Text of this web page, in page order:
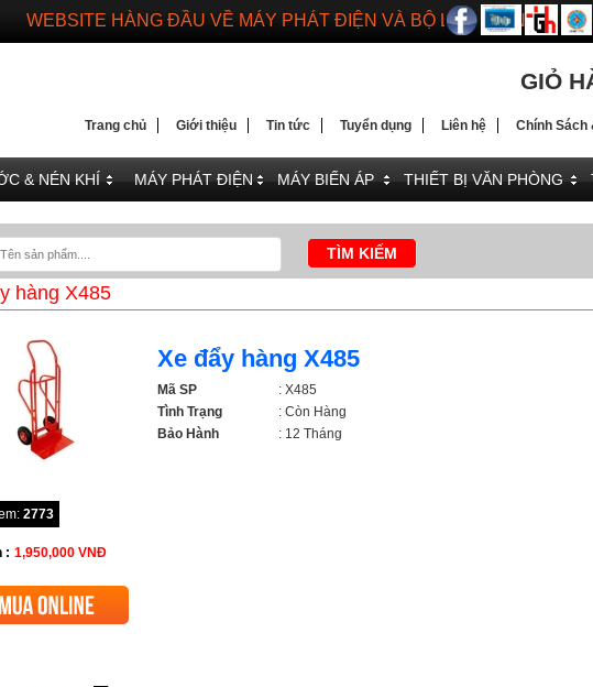
WEBSITE HÀNG ĐẦU VỀ MÁY PHÁT ĐIỆN VÀ BỘ LƯU ĐIỆN
DIENMAYTOANTHANG.COM
GIỎ
Trang chủ Giới thiệu Tin tức Tuyển dụng Liên hệ Chính Sách
& NÉN KHÍ MÁY PHÁT ĐIỆN MÁY BIẾN ÁP THIẾT BỊ VĂN PHÒNG
hàng X485
2773
: 1,950,000 VNĐ
Xe đẩy hàng X485
Mã SP
: X485
Tình Trạng
: Còn Hàng
Bảo Hành
: 12 Tháng